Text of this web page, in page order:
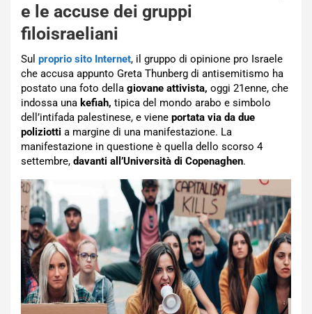
e le accuse dei gruppi
filoisraeliani
Sul proprio sito Internet, il gruppo di opinione pro Israele
che accusa appunto Greta Thunberg di antisemitismo ha
postato una foto della giovane attivista, oggi 21enne, che
indossa una kefiah, tipica del mondo arabo e simbolo
dell’intifada palestinese, e viene portata via da due
poliziotti a margine di una manifestazione. La
manifestazione in questione è quella dello scorso 4
settembre, davanti all’Università di Copenaghen.